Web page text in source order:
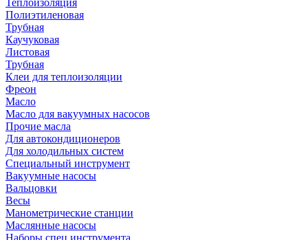
Теплоизоляция
Полиэтиленовая
Трубная
Каучуковая
Листовая
Трубная
Клеи для теплоизоляции
Фреон
Масло
Масло для вакуумных насосов
Прочие масла
Для автокондиционеров
Для холодильных систем
Специальный инструмент
Вакуумные насосы
Вальцовки
Весы
Манометрические станции
Маслянные насосы
Наборы спец инструмента